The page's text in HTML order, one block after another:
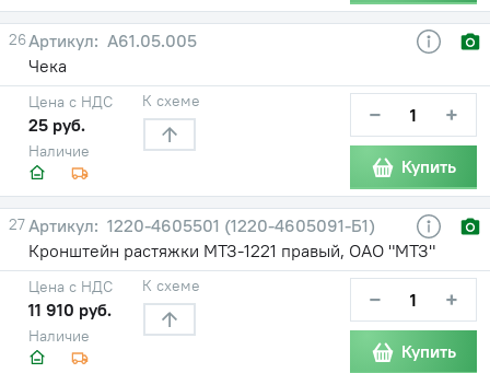
26
А61.05.005
Чека
Наличие
Цена с НДС
25 руб.
К схеме − +
Купить
27
1220-4605501 (1220-4605091-Б1)
Кронштейн растяжки МТЗ-1221 правый, ОАО "МТЗ"
Наличие
Цена с НДС
11 910 руб.
К схеме − +
Купить